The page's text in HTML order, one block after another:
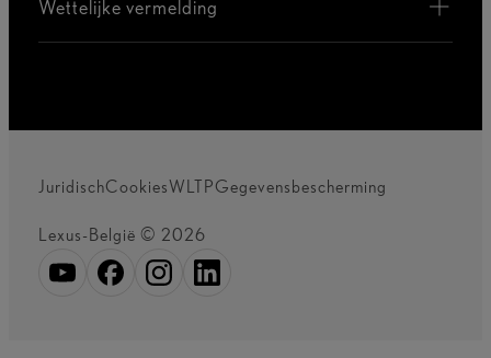
Wettelijke vermelding
JuridischCookiesWLTPGegevensbescherming
Lexus-België © 2026